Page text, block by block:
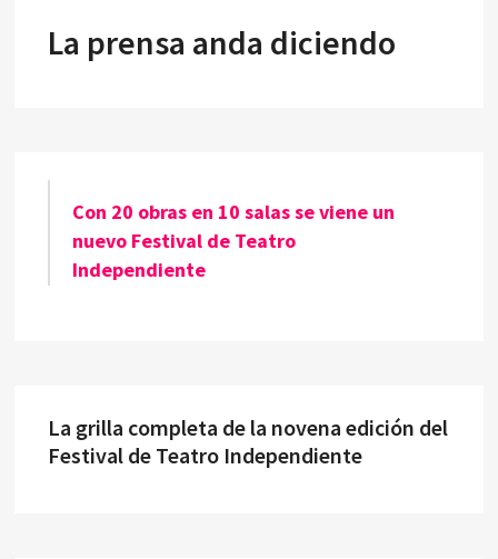
La prensa anda diciendo
Con 20 obras en 10 salas se viene un
nuevo Festival de Teatro
Independiente
La grilla completa de la novena edición del
Festival de Teatro Independiente